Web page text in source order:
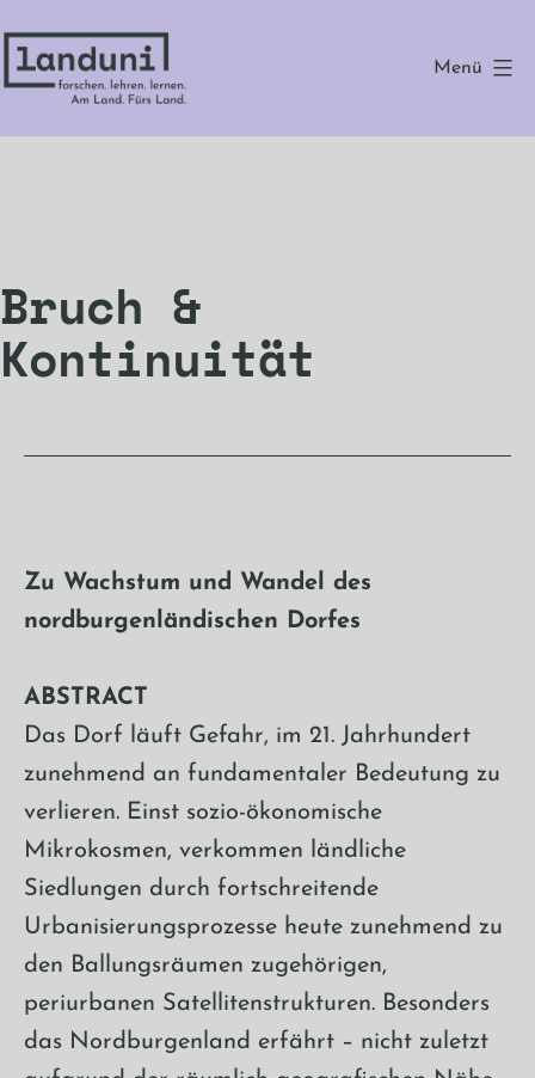
Inhalt
springen
Menü
Bruch &
Kontinuität
Zu Wachstum und Wandel des
nordburgenländischen Dorfes
ABSTRACT
Das Dorf läuft Gefahr, im 21. Jahrhundert
zunehmend an fundamentaler Bedeutung zu
verlieren. Einst sozio-ökonomische
Mikrokosmen, verkommen ländliche
Siedlungen durch fortschreitende
Urbanisierungsprozesse heute zunehmend zu
den Ballungsräumen zugehörigen,
periurbanen Satellitenstrukturen. Besonders
das Nordburgenland erfährt – nicht zuletzt